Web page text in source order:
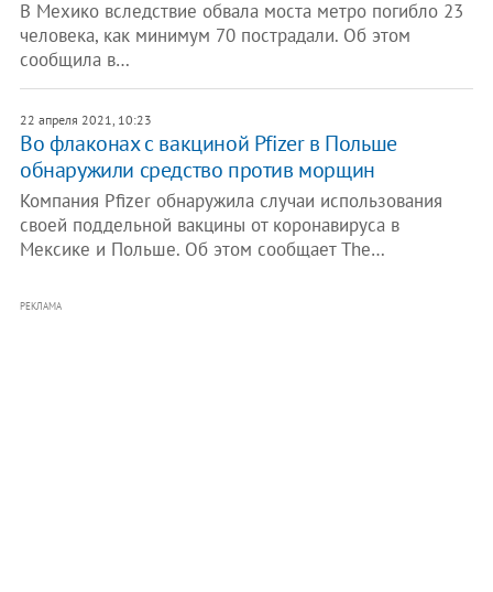
В Мехико вследствие обвала моста метро погибло 23
человека, как минимум 70 пострадали. Об этом
сообщила в…
22 апреля 2021, 10:23
​Во флаконах с вакциной Pfizer в Польше
обнаружили средство против морщин
Компания Pfizer обнаружила случаи использования
своей поддельной вакцины от коронавируса в
Мексике и Польше. Об этом сообщает The…
РЕКЛАМА